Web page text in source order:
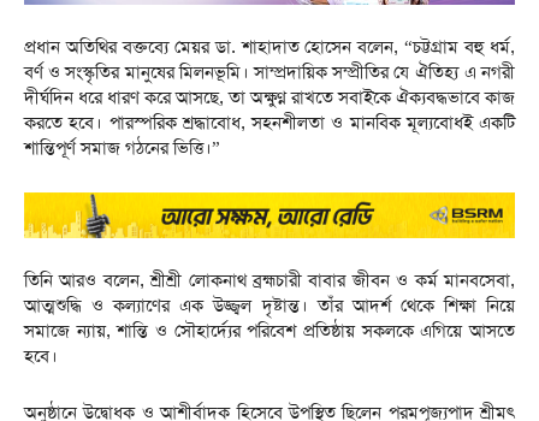
প্রধান অতিথির বক্তব্যে মেয়র ডা. শাহাদাত হোসেন বলেন, “চট্টগ্রাম বহু ধর্ম,
বর্ণ ও সংস্কৃতির মানুষের মিলনভূমি। সাম্প্রদায়িক সম্প্রীতির যে ঐতিহ্য এ নগরী
দীর্ঘদিন ধরে ধারণ করে আসছে, তা অক্ষুণ্ন রাখতে সবাইকে ঐক্যবদ্ধভাবে কাজ
করতে হবে। পারস্পরিক শ্রদ্ধাবোধ, সহনশীলতা ও মানবিক মূল্যবোধই একটি
শান্তিপূর্ণ সমাজ গঠনের ভিত্তি।”
তিনি আরও বলেন, শ্রীশ্রী লোকনাথ ব্রহ্মচারী বাবার জীবন ও কর্ম মানবসেবা,
আত্মশুদ্ধি ও কল্যাণের এক উজ্জ্বল দৃষ্টান্ত। তাঁর আদর্শ থেকে শিক্ষা নিয়ে
সমাজে ন্যায়, শান্তি ও সৌহার্দ্যের পরিবেশ প্রতিষ্ঠায় সকলকে এগিয়ে আসতে
হবে।
অনুষ্ঠানে উদ্বোধক ও আশীর্বাদক হিসেবে উপস্থিত ছিলেন পরমপূজ্যপাদ শ্রীমৎ